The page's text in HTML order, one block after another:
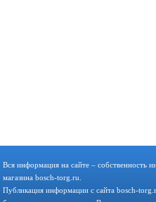
Вся информация на сайте – собственность
магазина bosch-torg.ru.
Публикация информации с сайта bosch-